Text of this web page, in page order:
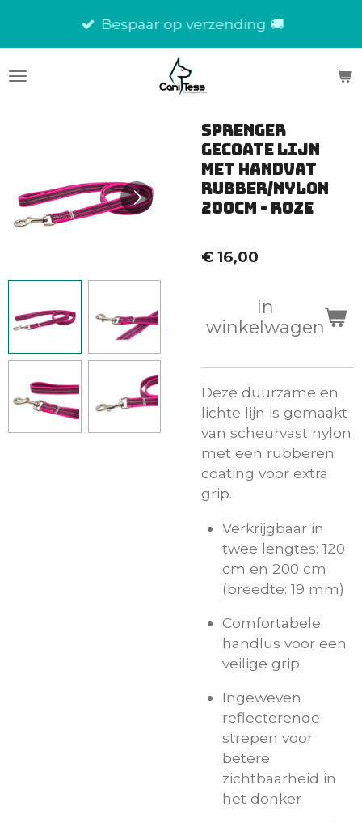
de
Bespaar op verzending 🚚
Sprenger
Gecoate Lijn
met Handvat
rubber/nylon
200cm - Roze
€ 16,00
In
winkelwagen
Deze duurzame en
lichte lijn is gemaakt
van scheurvast nylon
met een rubberen
coating voor extra
grip.
Verkrijgbaar in
twee lengtes: 120
cm en 200 cm
(breedte: 19 mm)
Comfortabele
handlus voor een
veilige grip
Ingeweven
reflecterende
strepen voor
betere
zichtbaarheid in
het donker